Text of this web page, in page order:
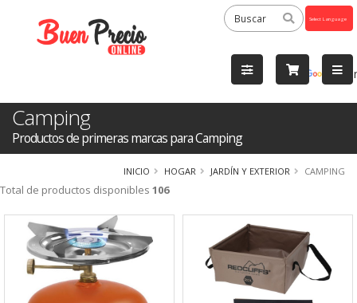
by
Camping
Productos de primeras marcas para Camping
INICIO HOGAR JARDÍN Y EXTERIOR CAMPING
Total de productos disponibles 106